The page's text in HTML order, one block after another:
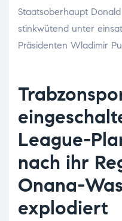
Staatsoberhaupt
stinkwütend unter
Präsidenten Wladimir
League-
nach ihr
Onana-
explodiert